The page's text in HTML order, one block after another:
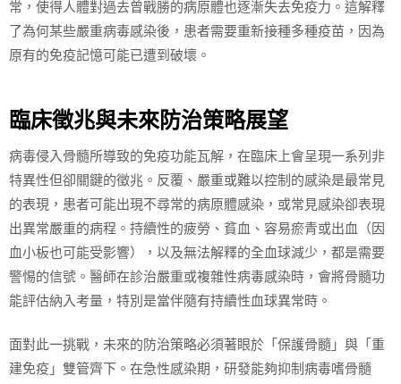
常，使得人體對過去曾戰勝的病原體也逐漸失去免疫力。這解釋
了為何某些嚴重病毒感染後，患者需要重新接種多種疫苗，因為
原有的免疫記憶可能已遭到破壞。
臨床徵兆與未來防治策略展望
病毒侵入骨髓所導致的免疫功能瓦解，在臨床上會呈現一系列非
特異性但卻關鍵的徵兆。反覆、嚴重或難以控制的感染是最常見
的表現，患者可能出現不尋常的病原體感染，或常見感染卻表現
出異常嚴重的病程。持續性的疲勞、貧血、容易瘀青或出血（因
血小板也可能受影響），以及無法解釋的全血球減少，都是需要
警惕的信號。醫師在診治嚴重或複雜性病毒感染時，會將骨髓功
能評估納入考量，特別是當伴隨有持續性血球異常時。
面對此一挑戰，未來的防治策略必須著眼於「保護骨髓」與「重
建免疫」雙管齊下。在急性感染期，研發能夠抑制病毒嗜骨髓